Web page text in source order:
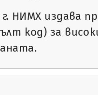
г. НИМХ издава
код) за